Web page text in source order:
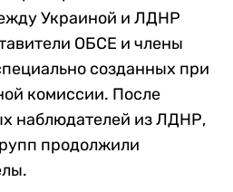
Украиной и ЛДНР
ОБСЕ и члены
созданных при
комиссии. После
наблюдателей из ЛДНР,
продолжили